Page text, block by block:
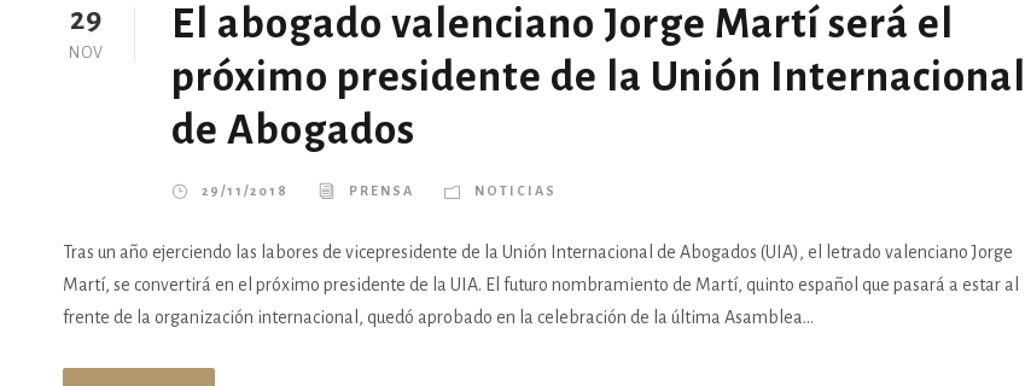
29
NOV
El abogado valenciano Jorge Martí será el
próximo presidente de la Unión Internacional
de Abogados
29/11/2018 PRENSA NOTICIAS
Tras un año ejerciendo las labores de vicepresidente de la Unión Internacional de Abogados (UIA), el letrado valenciano Jorge
Martí, se convertirá en el próximo presidente de la UIA. El futuro nombramiento de Martí, quinto español que pasará a estar al
frente de la organización internacional, quedó aprobado en la celebración de la última Asamblea...